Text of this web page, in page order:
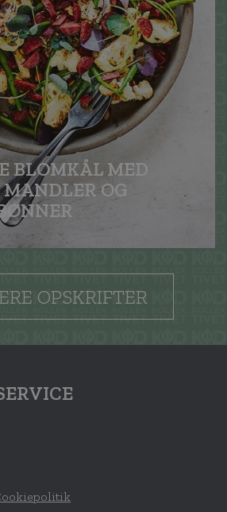
BLOMKÅL MED
OG
OPSKRIFTER